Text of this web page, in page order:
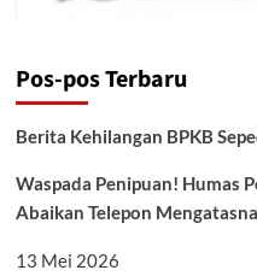
Pos-pos Terbaru
Berita Kehilangan BPKB
Waspada Penipuan! Humas
Abaikan Telepon
13 Mei 2026